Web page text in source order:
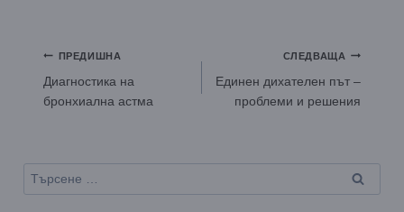
Навигация
ПРЕДИШНА
Диагностика на
бронхиална астма
СЛЕДВАЩА
Единен дихателен път –
проблеми и решения
Търсене
за: